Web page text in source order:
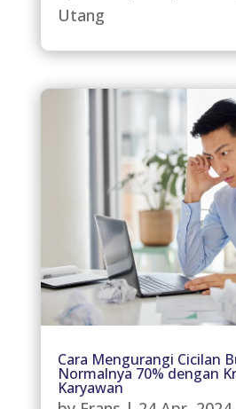
Utang
Cara Mengurangi Cicilan
Normalnya 70% dengan
Karyawan